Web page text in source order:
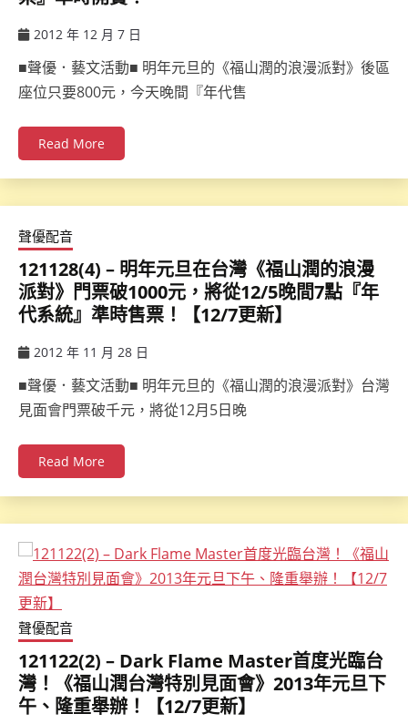
2012 年 12 月 7 日
■聲優．藝文活動■ 明年元旦的《福山潤的浪漫派對》後區
座位只要800元，今天晚間『年代售
Read More
聲優配音
121128(4) – 明年元旦在台灣《福山潤的浪漫
派對》門票破1000元，將從12/5晚間7點『年
代系統』準時售票！【12/7更新】
2012 年 11 月 28 日
■聲優．藝文活動■ 明年元旦的《福山潤的浪漫派對》台灣
見面會門票破千元，將從12月5日晚
Read More
聲優配音
121122(2) – Dark Flame Master首度光臨台
灣！《福山潤台灣特別見面會》2013年元旦下
午、隆重舉辦！【12/7更新】